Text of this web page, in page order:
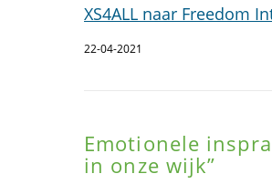
XS4ALL naar Freedom
22-04-2021
Emotionele
in onze wijk”